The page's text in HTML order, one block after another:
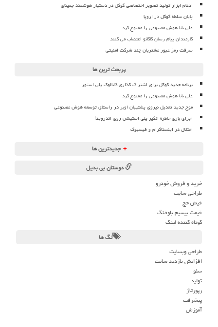
ادغام ابزار تولید تصویر اختصاصی گوگل در دستیار هوشمند جمینای
پایان سلطه گوگل در اروپا
علی بابا هوش مصنوعی را ممنوع کرد
کارمندان پیام رسان کاکائو اعتصاب می کنند
سرقت رمز عبور مشتریان چند شرکت امنیتی
پربحث ترین ها
برنامه جدید گوگل برای اشتراک گذاری کاتالوگ پلی استور
علی بابا هوش مصنوعی را ممنوع کرد
موج جدید تعدیل نیروی پشتیبان اوبر در راستای توسعه هوش مصنوعی
اجرای بازی خاطره انگیز پلی استیشن روی اندروید!
اختلال در اینستاگرام و فیسبوک
+ جدیدترین ها
دوستان بی بدیل
خرید و فروش خودرو
طراحی سایت
فیش حج
قیمت بیسیم باوفنگ
کوتاه کننده لینک
تگ ها
طراحی وبسایت
افزایش بازدید سایت
سئو
تولید
رپورتاژ
پیشرفت
آموزش